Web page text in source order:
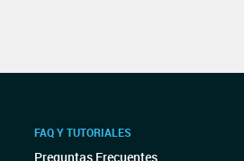
FAQ Y TUTORIALES
Preguntas Frecuentes